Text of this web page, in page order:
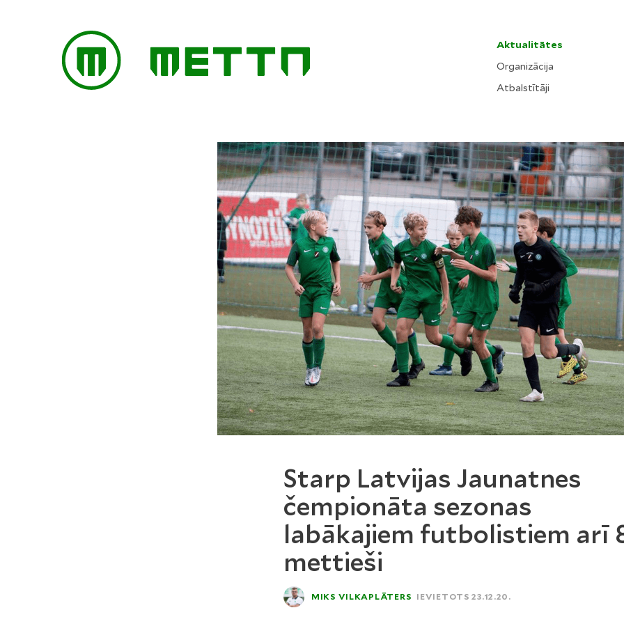
Aktualitātes
Organizācija
Atbalstītāji
Starp Latvijas Jaunatnes
čempionāta sezonas
labākajiem futbolistiem arī
mettieši
MIKS VILKAPLĀTERS IEVIETOTS 23.12.20.